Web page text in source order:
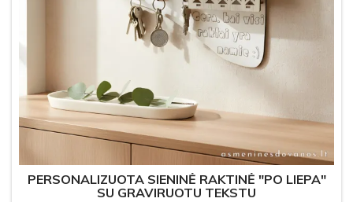
PERSONALIZUOTA SIENINĖ RAKTINĖ "PO LIEPA"
SU GRAVIRUOTU TEKSTU